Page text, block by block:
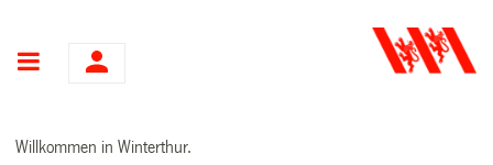
Hauptnavigation
Willkommen in Winterthur.